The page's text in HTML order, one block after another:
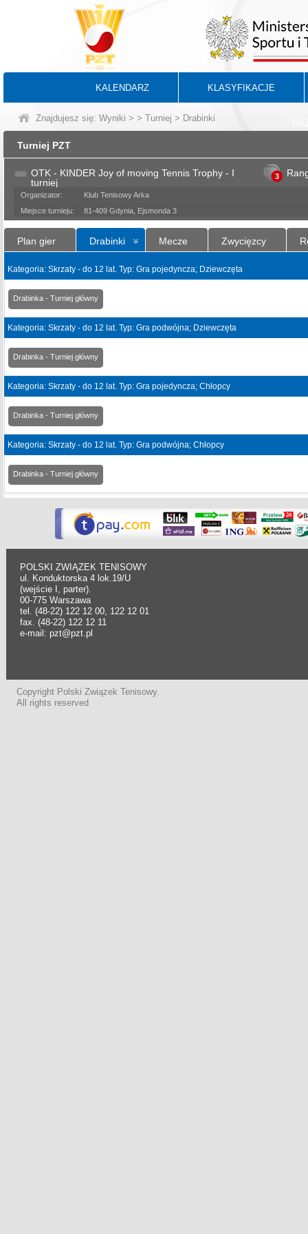
KALENDARZ KLASYFIKACJE
Znajdujesz się: Wyniki > > Turniej > Drabinki
Turniej PZT
OTK - KINDER Joy of moving Tennis Trophy - I
turniej
3
Organizator:
Klub Tenisowy Arka
Miejsce turnieju:
81-409 Gdynia, Ejsmonda 3
Plan gier Drabinki Mecze Zwycięzcy
Kategoria: Skrzaty - do 12 lat. Typ: Gra pojedyncza; Dziewczęta
Drabinka - Turniej główny
Kategoria: Skrzaty - do 12 lat. Typ: Gra podwójna; Dziewczęta
Drabinka - Turniej główny
Kategoria: Skrzaty - do 12 lat. Typ: Gra pojedyncza; Chłopcy
Drabinka - Turniej główny
Kategoria: Skrzaty - do 12 lat. Typ: Gra podwójna; Chłopcy
Drabinka - Turniej główny
POLSKI ZWIĄZEK TENISOWY
ul. Konduktorska 4 lok.19/U
(wejście I, parter).
00-775 Warszawa
tel. (48-22) 122 12 00, 122 12 01
fax. (48-22) 122 12 11
e-mail: pzt@pzt.pl
Copyright Polski Związek Tenisowy.
All rights reserved